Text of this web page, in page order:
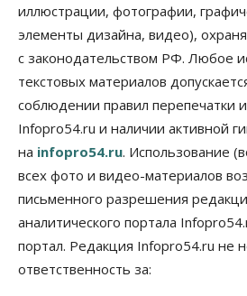
06 Августа 2026, 08:00
Власть
От регоператора
погасить долги на два
05 Августа 2026, 19:00
Власть Отставки И Назначения
Министра транспорта
будут согласовывать в Москве
05 Августа 2026, 18:30
Власть Город Общество
В мэрии Новосибирска
пешеходной зоной на улице
05 Августа 2026, 18:00
иллюстрации, фотографии,
элементы дизайна, видео),
с законодательством РФ. Любое
текстовых материалов
соблюдении правил перепечатки
Infopro54.ru и наличии активной
на infopro54.ru. Использование
всех фото и видео-материалов
письменного разрешения
аналитического портала
портал. Редакция Infopro54.ru не
ответственность за: